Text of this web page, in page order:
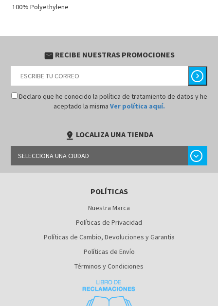
100% Polyethylene
email RECIBE NUESTRAS PROMOCIONES
chevron_right
Declaro que he conocido la política de tratamiento de datos y he
aceptado la misma Ver política aquí.
pin_drop LOCALIZA UNA TIENDA
SELECCIONA UNA CIUDAD chevron_right
LIMA
POLÍTICAS
Nuestra Marca
Políticas de Privacidad
Políticas de Cambio, Devoluciones y Garantia
Políticas de Envío
Términos y Condiciones